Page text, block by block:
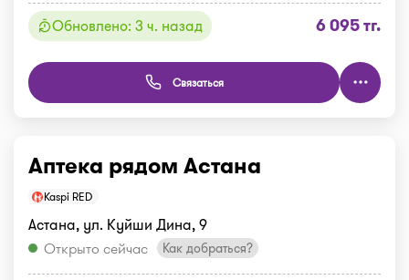
Обновлено: 3 ч. назад 6 095 тг.
Связаться
Аптека рядом Астана
Kaspi RED
Астана, ул. Куйши Дина, 9
Открыто сейчас
Как добраться?